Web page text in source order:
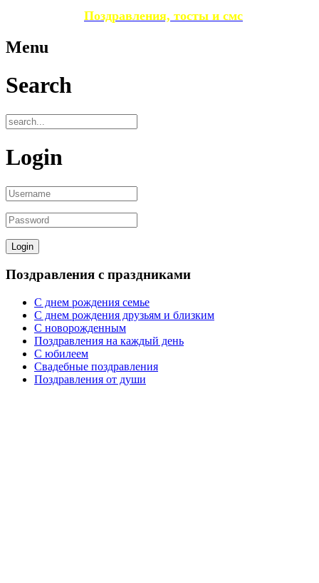
Поздравления, тосты и смс
Menu
Search
Login
Поздравления с праздниками
С днем рождения семье
С днем рождения друзьям и близким
C новорожденным
Поздравления на каждый день
С юбилеем
Свадебные поздравления
Поздравления от души